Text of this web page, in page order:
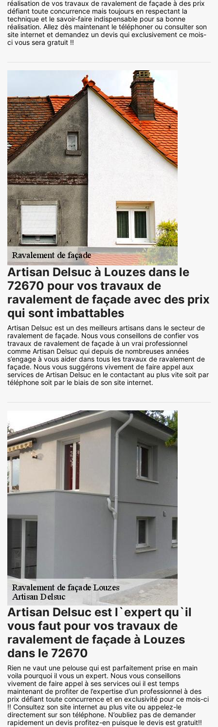
réalisation de vos travaux de ravalement de façade à des prix
défiant toute concurrence mais toujours en respectant la
technique et le savoir-faire indispensable pour sa bonne
réalisation. Allez dès maintenant le téléphoner ou consulter son
site internet et demandez un devis qui exclusivement ce mois-
ci vous sera gratuit !!
Artisan Delsuc à Louzes dans le
72670 pour vos travaux de
ravalement de façade avec des prix
qui sont imbattables
Artisan Delsuc est un des meilleurs artisans dans le secteur de
ravalement de façade. Nous vous conseillons de confier vos
travaux de ravalement de façade à un vrai professionnel
comme Artisan Delsuc qui depuis de nombreuses années
s’engage à vous aider dans tous les travaux de ravalement de
façade. Nous vous suggérons vivement de faire appel aux
services de Artisan Delsuc en le contactant au plus vite soit par
téléphone soit par le biais de son site internet.
Artisan Delsuc est l`expert qu`il
vous faut pour vos travaux de
ravalement de façade à Louzes
dans le 72670
Rien ne vaut une pelouse qui est parfaitement prise en main
voila pourquoi il vous un expert. Nous vous conseillons
vivement de faire appel à ses services oui il est temps
maintenant de profiter de l’expertise d’un professionnel à des
prix défiant toute concurrence et en exclusivité pour ce mois-ci
!! Consultez son site internet au plus vite ou appelez-le
directement sur son téléphone. N’oubliez pas de demander
rapidement un devis profitez-en puisque le devis est gratuit!!